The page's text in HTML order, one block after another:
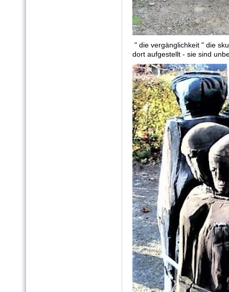
" die vergänglichkeit " die
dort aufgestellt - sie sind